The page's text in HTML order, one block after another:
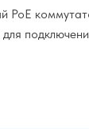
PoE